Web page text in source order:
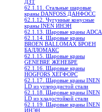
ДЗТ
62.1.11. Стальные шаровые
краны DANFOSS ДАНФОСС
62.1.12. Чугунные конусные
краны INEN ИНЭН
62.1.13. Шаровые краны ADCA
62.1.14. Шаровые краны
BROEN BALLOMAX БРОЕН
БАЛЛОМАКС
62.1.15. Шаровые краны
GENEBRE ЖЕНЕБРЕ
62.1.16. Шаровые краны
HOGFORS ХЕГФОРС
62.1.17. Шаровые краны INEN
LD из углеродистой стали
62.1.18. Шаровые краны INEN
LD из хладостойкой стали
62.1.19. Шаровые краны INEN
ИНЭН